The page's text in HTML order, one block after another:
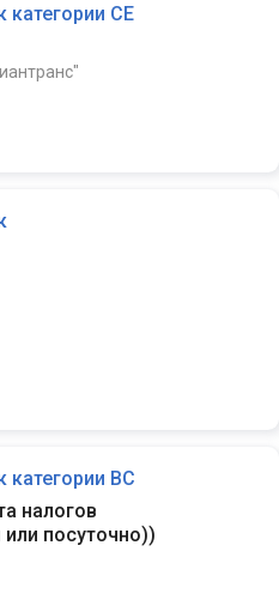
CE
BC
налогов
посуточно))